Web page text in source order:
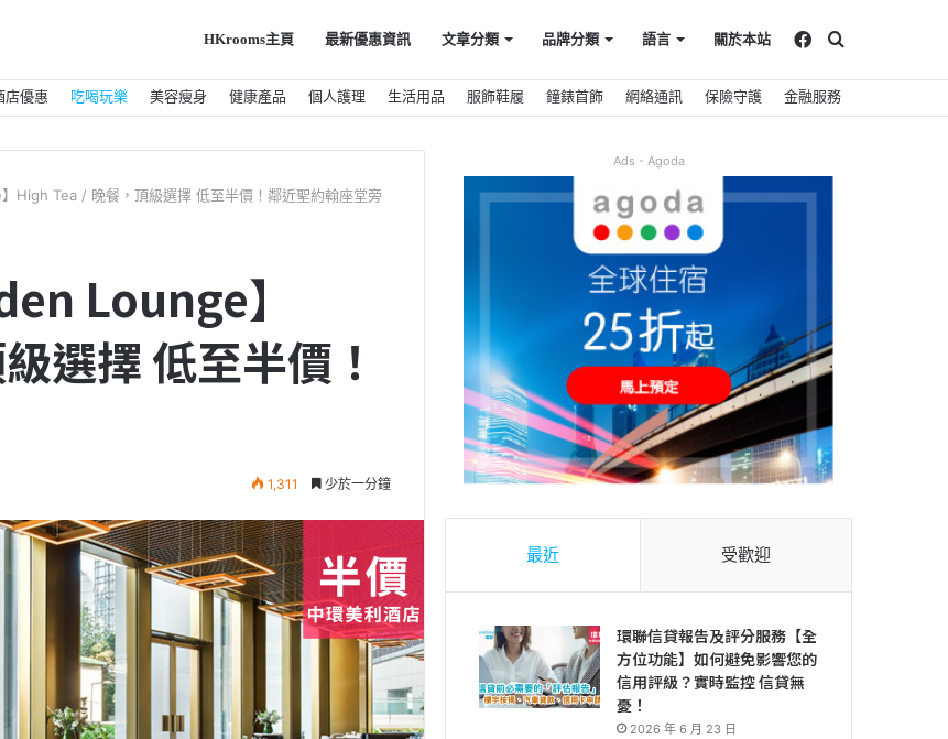
HKrooms主頁 最新優惠資訊 文章分類 品牌分類 語言 關於本站 搜
尋
Facebook
店優惠 吃喝玩樂 美容瘦身 健康產品 個人護理 生活用品 服飾鞋履 鐘錶首飾 網絡通訊 保險守護 金融服務
High Tea / 晚餐，頂級選擇 低至半價！鄰近聖約翰座堂旁
Lounge】
選擇 低至半價！
1,311 少於一分鐘
Ads - Agoda
最近 受歡迎
環聯信貸報告及評分服務【全
方位功能】如何避免影響您的
信用評級？實時監控 信貸無
憂！
2026 年 6 月 23 日